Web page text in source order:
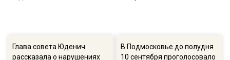
Глава совета Юденич
рассказала о нарушениях
В Подмосковье до полудня
10 сентября проголосовало